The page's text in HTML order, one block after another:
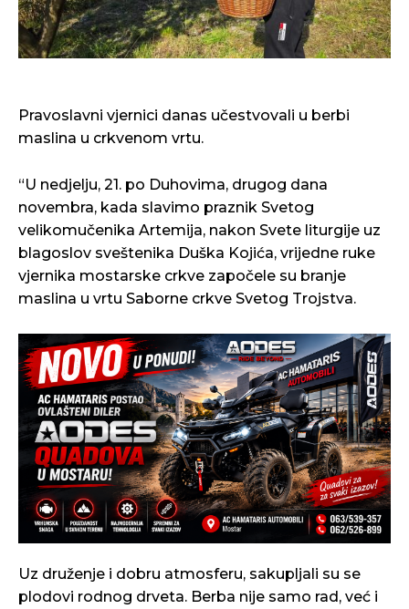
Pravoslavni vjernici danas učestvovali u berbi
maslina u crkvenom vrtu.
“U nedjelju, 21. po Duhovima, drugog dana
novembra, kada slavimo praznik Svetog
velikomučenika Artemija, nakon Svete liturgije uz
blagoslov sveštenika Duška Kojića, vrijedne ruke
vjernika mostarske crkve započele su branje
maslina u vrtu Saborne crkve Svetog Trojstva.
Uz druženje i dobru atmosferu, sakupljali su se
plodovi rodnog drveta. Berba nije samo rad, već i